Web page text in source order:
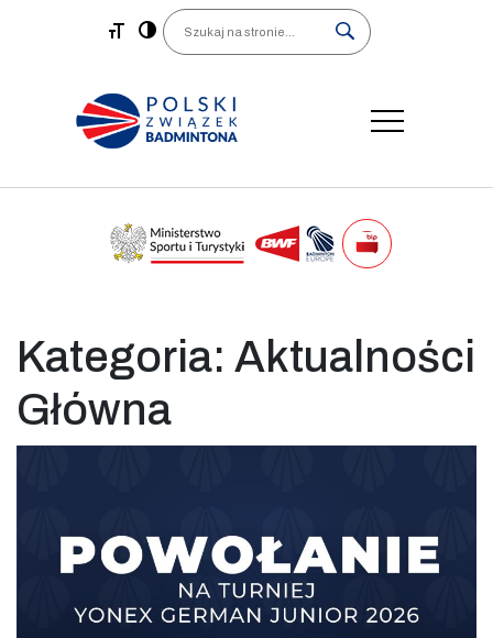
Main Navigation
Search
Kategoria: Aktualności
Główna